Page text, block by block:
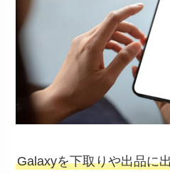
Galaxyを下取りや出品に